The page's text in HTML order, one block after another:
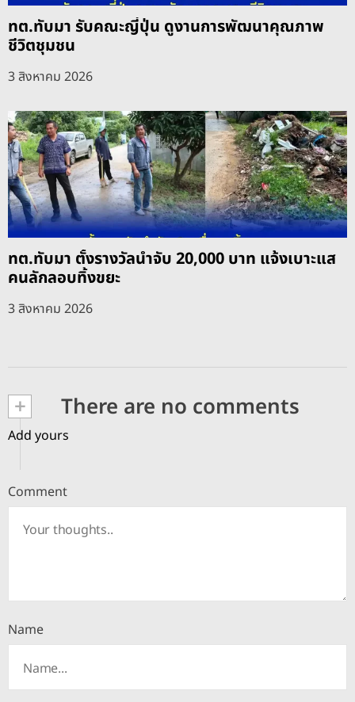
ทต.ทับมา รับคณะญี่ปุ่น ดูงานการพัฒนาคุณภาพ
ชีวิตชุมชน
3 สิงหาคม 2026
ทต.ทับมา ตั้งรางวัลนำจับ 20,000 บาท แจ้งเบาะแส
คนลักลอบทิ้งขยะ
3 สิงหาคม 2026
+ There are no comments
Add yours
Comment
Name